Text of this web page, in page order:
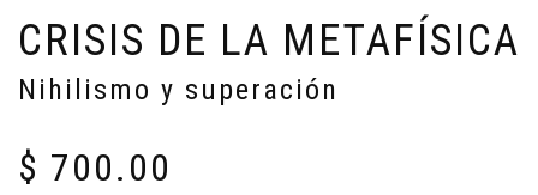
CRISIS DE LA METAFÍSICA
Nihilismo y superación
$ 700.00